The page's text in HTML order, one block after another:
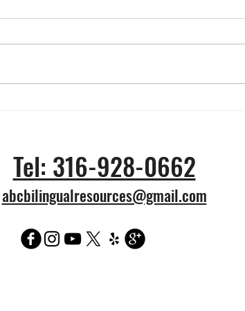
2022Tel: 316-928-0662
abcbilingualresources@gmail.com